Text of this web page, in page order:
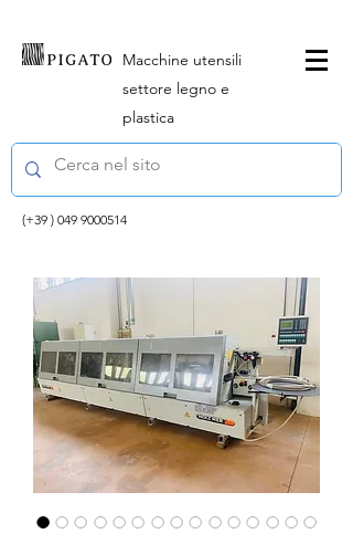
Macchine utensili
settore legno e
plastica
(+39 ) 049 9000514